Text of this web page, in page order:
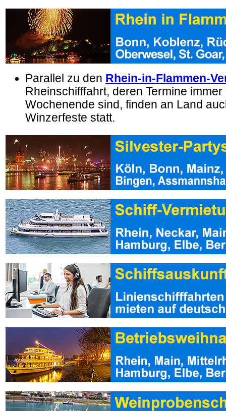
Parallel zu den Rhein-in-Flammen-
Rheinschifffahrt, deren Termine
Wochenende sind, finden an Land
Winzerfeste statt.